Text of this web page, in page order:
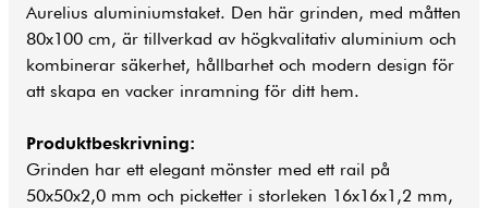
Aurelius aluminiumstaket. Den här grinden, med måtten
80x100 cm, är tillverkad av högkvalitativ aluminium och
kombinerar säkerhet, hållbarhet och modern design för
att skapa en vacker inramning för ditt hem.
Produktbeskrivning:
Grinden har ett elegant mönster med ett rail på
50x50x2,0 mm och picketter i storleken 16x16x1,2 mm,